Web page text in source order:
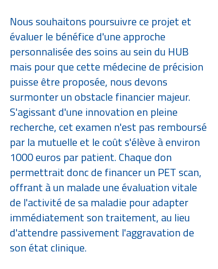
Nous souhaitons poursuivre ce projet​ et
évaluer le bénéfice d'une approche
personnalisée des soins au sein du HUB
mais pour que cette médecine de précision
puisse être proposée, nous devons
surmonter un obstacle financier majeur.
S'agissant d'une innovation en pleine
recherche, cet examen n'est pas remboursé
par la mutuelle et le coût s'élève à environ
1000 euros par patient. Chaque don
permettrait donc de financer un PET scan,
offrant à un malade une évaluation vitale
de l'activité de sa maladie pour adapter
immédiatement son traitement, au lieu
d'attendre passivement l'aggravation de
son état clinique.